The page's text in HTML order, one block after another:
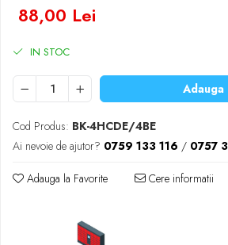
Redresoare
Diverse accesorii auto
Carcase protectie NOCO BOOST
Invertoare Auto
Incarcator masina electrica
Aparate de spalat cu presiune
88,00 Lei
IN STOC
Adauga
Cod Produs: BK-4HCDE/4BE
Ai nevoie de ajutor? 0759 133 116 / 0757
Adauga la Favorite Cere informatii